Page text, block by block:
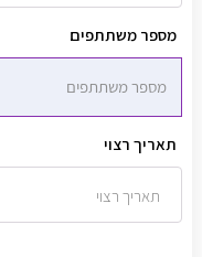
מספר משתתפים
תאריך רצוי
תאריך רצוי